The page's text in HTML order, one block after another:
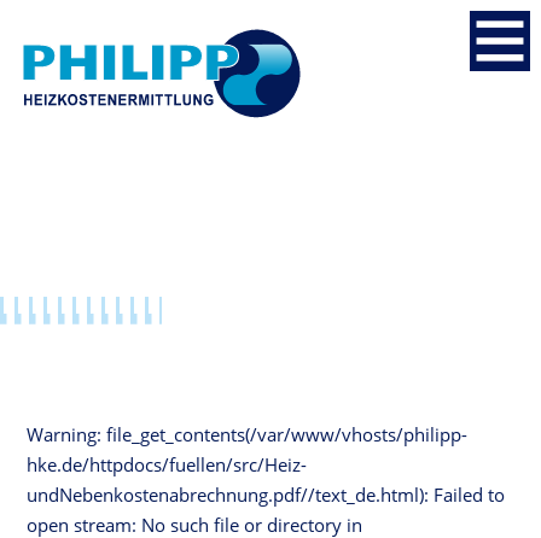
Warning: file_get_contents(/var/www/vhosts/philipp-
hke.de/httpdocs/fuellen/src/Heiz-
undNebenkostenabrechnung.pdf//text_de.html): Failed to
open stream: No such file or directory in